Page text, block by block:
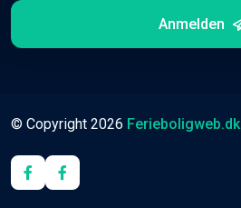
Anmelden
© Copyright 2026 Ferieboligweb.dk